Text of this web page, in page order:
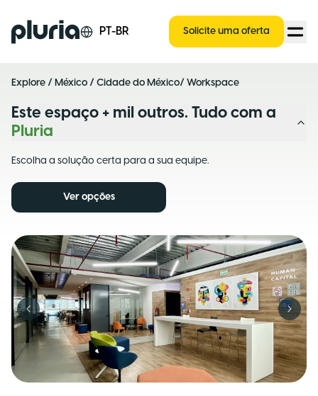
Logo Pluria PT-BR Solicite uma oferta
Explore / México / Cidade do México/ Workspace
Este espaço + mil outros. Tudo com a
Pluria
Escolha a solução certa para a sua equipe.
Ver opções
Previous slide Next